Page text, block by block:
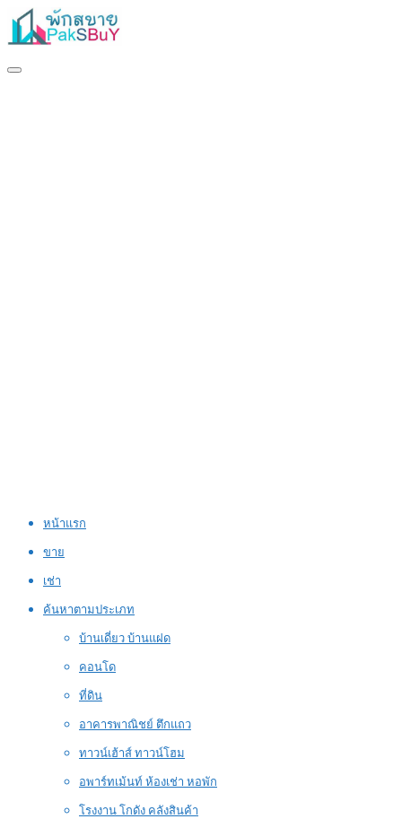
หน้าแรก
ขาย
เช่า
ค้นหาตามประเภท
บ้านเดี่ยว บ้านแฝด
คอนโด
ที่ดิน
อาคารพาณิชย์ ตึกแถว
ทาวน์เฮ้าส์ ทาวน์โฮม
อพาร์ทเม้นท์ ห้องเช่า หอพัก
โรงงาน โกดัง คลังสินค้า